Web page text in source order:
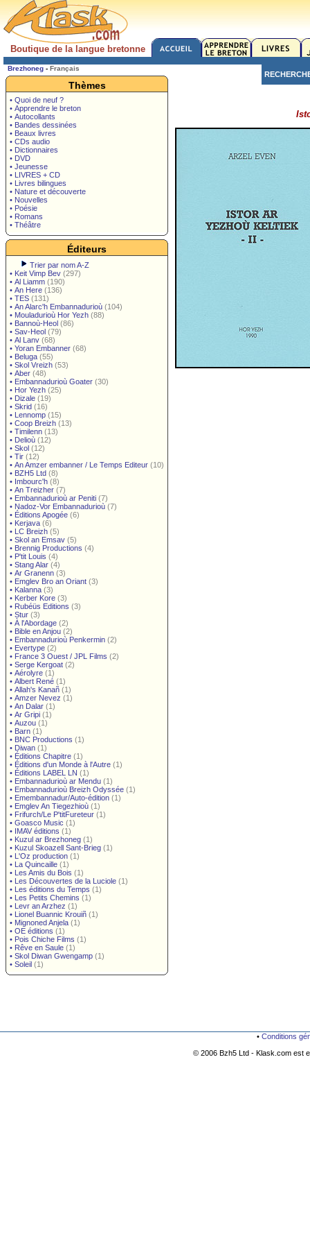
Boutique de la langue bretonne
Brezhoneg - Français
Thèmes
• Quoi de neuf ?
• Apprendre le breton
• Autocollants
• Bandes dessinées
• Beaux livres
• CDs audio
• Dictionnaires
• DVD
• Jeunesse
• LIVRES + CD
• Livres bilingues
• Nature et découverte
• Nouvelles
• Poésie
• Romans
• Théâtre
Éditeurs
Trier par nom A-Z
• Keit Vimp Bev (297)
• Al Liamm (190)
• An Here (136)
• TES (131)
• An Alarc'h Embannadurioù (104)
• Mouladurioù Hor Yezh (88)
• Bannoù-Heol (86)
• Sav-Heol (79)
• Al Lanv (68)
• Yoran Embanner (68)
• Beluga (55)
• Skol Vreizh (53)
• Aber (48)
• Embannadurioù Goater (30)
• Hor Yezh (25)
• Dizale (19)
• Skrid (16)
• Lennomp (15)
• Coop Breizh (13)
• Timilenn (13)
• Delioù (12)
• Skol (12)
• Tir (12)
• An Amzer embanner / Le Temps Editeur (10)
• BZH5 Ltd (8)
• Imbourc'h (8)
• An Treizher (7)
• Embannadurioù ar Peniti (7)
• Nadoz-Vor Embannadurioù (7)
• Éditions Apogée (6)
• Kerjava (6)
• LC Breizh (5)
• Skol an Emsav (5)
• Brennig Productions (4)
• P'tit Louis (4)
• Stang Alar (4)
• Ar Granenn (3)
• Emglev Bro an Oriant (3)
• Kalanna (3)
• Kerber Kore (3)
• Rubéüs Editions (3)
• Stur (3)
• À l'Abordage (2)
• Bible en Anjou (2)
• Embannadurioù Penkermin (2)
• Evertype (2)
• France 3 Ouest / JPL Films (2)
• Serge Kergoat (2)
• Aérolyre (1)
• Albert René (1)
• Allah's Kanañ (1)
• Amzer Nevez (1)
• An Dalar (1)
• Ar Gripi (1)
• Auzou (1)
• Barn (1)
• BNC Productions (1)
• Diwan (1)
• Éditions Chapitre (1)
• Éditions d'un Monde à l'Autre (1)
• Éditions LABEL LN (1)
• Embannadurioù ar Mendu (1)
• Embannadurioù Breizh Odyssée (1)
• Emembannadur/Auto-édition (1)
• Emglev An Tiegezhioù (1)
• Frifurch/Le P'titFureteur (1)
• Goasco Music (1)
• IMAV éditions (1)
• Kuzul ar Brezhoneg (1)
• Kuzul Skoazell Sant-Brieg (1)
• L'Oz production (1)
• La Quincaille (1)
• Les Amis du Bois (1)
• Les Découvertes de la Luciole (1)
• Les éditions du Temps (1)
• Les Petits Chemins (1)
• Levr an Arzhez (1)
• Lionel Buannic Krouiñ (1)
• Mignoned Anjela (1)
• OE éditions (1)
• Pois Chiche Films (1)
• Rêve en Saule (1)
• Skol Diwan Gwengamp (1)
• Soleil (1)
• Conditions
© 2006 Bzh5 Ltd - Klask.com est